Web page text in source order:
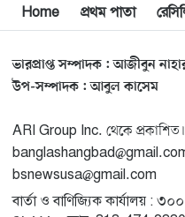
মিশিগানে
কেন এত মরিয়া
১২
মুনা দাওয়াহ কনফারেন্স
১৩
শেখ হাসিনার সঙ্গে
হাসান
১৪
যুক্তরাষ্ট্রকে ছাড়ে
Home প্রথম পাতা
ভারপ্রাপ্ত সম্পাদক : আজীবুন
উপ-সম্পাদক : আবুল কাসেম
ARI Group Inc. থেকে
bsnewsusa@gmail.com
বার্তা ও বাণিজ্যিক কার্যালয় :